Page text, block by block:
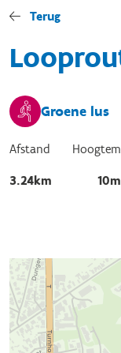
Terug
Groene lus
Afstand
3.24km 10m